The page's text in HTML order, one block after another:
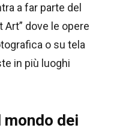
a far parte del
dove le opere
o su tela
in più luoghi
mondo dei